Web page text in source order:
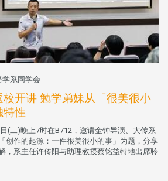
学系同学会
开讲 勉学弟妹从「很美很小
特性
(二)晚上7时在B712，邀请金钟导演、大传系
创作的起源：一件很美很小的事」为题，分享
，系主任许传阳与助理教授蔡铭益特地出席聆